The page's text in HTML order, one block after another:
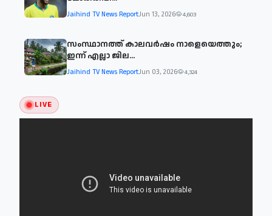
Jaihind TV News ReportJun 13, 2026 4,603
സംസ്ഥാനത്ത് കാലവര്‍ഷം നാളെയെത്തും;
ഇന്ന് എല്ലാ ജില...
Jaihind TV News ReportJun 03, 2026 4,324
LIVE